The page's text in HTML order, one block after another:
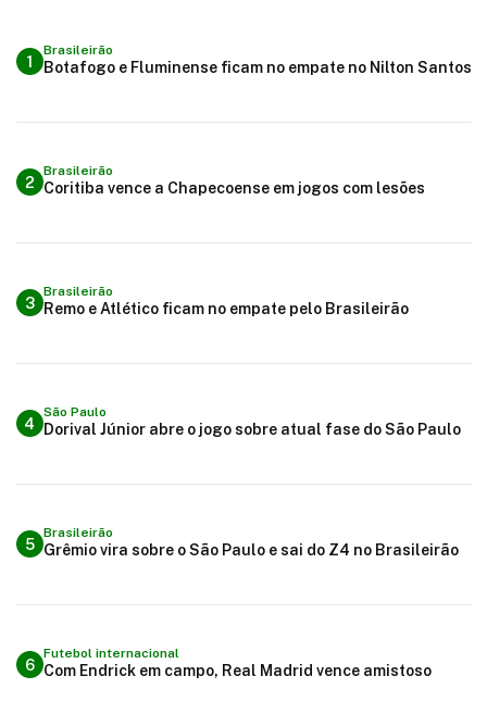
1
Brasileirão
Botafogo e Fluminense ficam no empate no Nilton Santos
2
Brasileirão
Coritiba vence a Chapecoense em jogos com lesões
3
Brasileirão
Remo e Atlético ficam no empate pelo Brasileirão
4
São Paulo
Dorival Júnior abre o jogo sobre atual fase do São Paulo
5
Brasileirão
Grêmio vira sobre o São Paulo e sai do Z4 no Brasileirão
6
Futebol internacional
Com Endrick em campo, Real Madrid vence amistoso